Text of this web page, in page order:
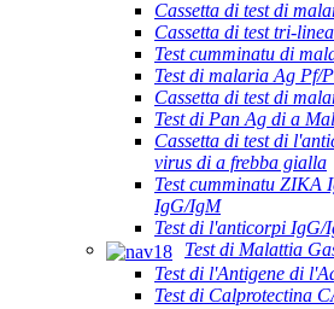
Cassetta di test di
Cassetta di test tri-
Test cumminatu di
Test di malaria Ag Pf/
Cassetta di test di
Test di Pan Ag di a
Cassetta di test di
virus di a frebba gialla
Test cumminatu ZIKA
IgG/IgM
Test di l'anticorpi
Test di Malattia
Test di l'Antigene di
Test di Calprotectina